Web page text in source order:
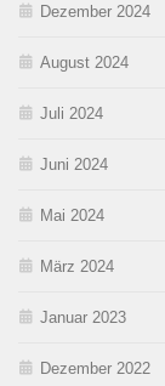
Dezember 2024
August 2024
Juli 2024
Juni 2024
Mai 2024
März 2024
Januar 2023
Dezember 2022